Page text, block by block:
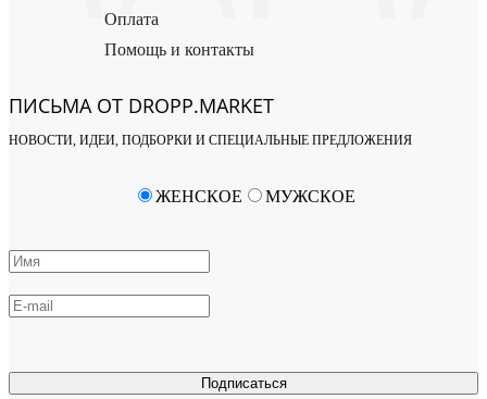
Оплата
Помощь и контакты
ПИСЬМА ОТ DROPP.MARKET
НОВОСТИ, ИДЕИ, ПОДБОРКИ И СПЕЦИАЛЬНЫЕ ПРЕДЛОЖЕНИЯ
Подписаться
ЖЕНСКОЕ МУЖСКОЕ